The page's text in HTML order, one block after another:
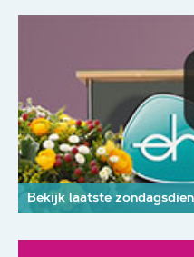
Bekijk laatste